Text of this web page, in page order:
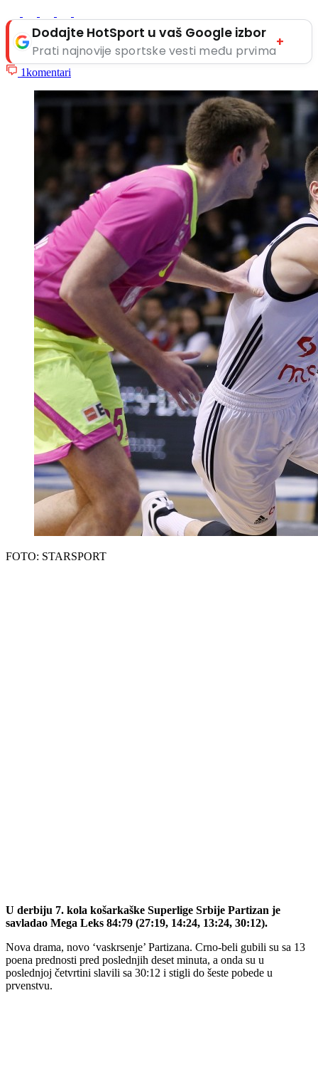
Dodajte HotSport u vaš Google izbor
Prati najnovije sportske vesti među prvima
+
1komentari
FOTO: STARSPORT
U derbiju 7. kola košarkaške Superlige Srbije Partizan je
savladao Mega Leks 84:79 (27:19, 14:24, 13:24, 30:12).
Nova drama, novo ‘vaskrsenje’ Partizana. Crno-beli gubili su sa 13
poena prednosti pred poslednjih deset minuta, a onda su u
poslednjoj četvrtini slavili sa 30:12 i stigli do šeste pobede u
prvenstvu.